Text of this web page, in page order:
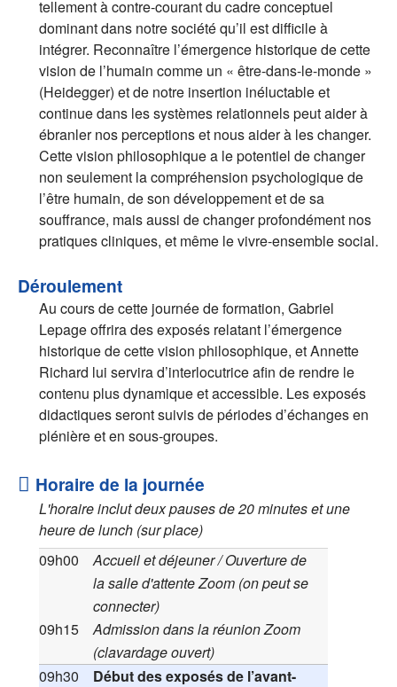
tellement à contre-courant du cadre conceptuel
dominant dans notre société qu’il est difficile à
intégrer. Reconnaître l’émergence historique de cette
vision de l’humain comme un « être-dans-le-monde »
(Heidegger) et de notre insertion inéluctable et
continue dans les systèmes relationnels peut aider à
ébranler nos perceptions et nous aider à les changer.
Cette vision philosophique a le potentiel de changer
non seulement la compréhension psychologique de
l’être humain, de son développement et de sa
souffrance, mais aussi de changer profondément nos
pratiques cliniques, et même le vivre-ensemble social.
Déroulement
Au cours de cette journée de formation, Gabriel
Lepage offrira des exposés relatant l’émergence
historique de cette vision philosophique, et Annette
Richard lui servira d’interlocutrice afin de rendre le
contenu plus dynamique et accessible. Les exposés
didactiques seront suivis de périodes d’échanges en
plénière et en sous-groupes.
Horaire de la journée
L'horaire inclut deux pauses de 20 minutes et une
heure de lunch (sur place)
09h00
Accueil et déjeuner / Ouverture de
la salle d'attente Zoom (on peut se
connecter)
09h15
Admission dans la réunion Zoom
(clavardage ouvert)
09h30
Début des exposés de l’avant-